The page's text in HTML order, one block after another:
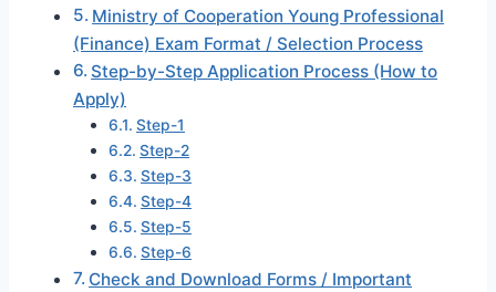
Ministry of Cooperation Young Professional
(Finance) Exam Format / Selection Process
Step-by-Step Application Process (How to
Apply)
Step-1
Step-2
Step-3
Step-4
Step-5
Step-6
Check and Download Forms / Important